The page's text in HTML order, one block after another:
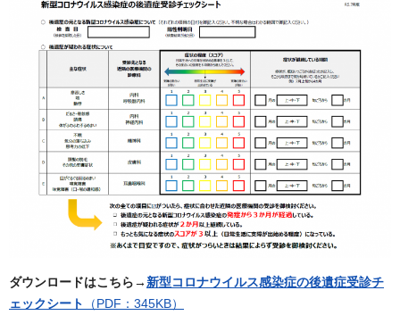
ダウンロードはこちら→ 新型コロナウイルス感染症の後遺症受診チ
ェックシート
（PDF：345KB）